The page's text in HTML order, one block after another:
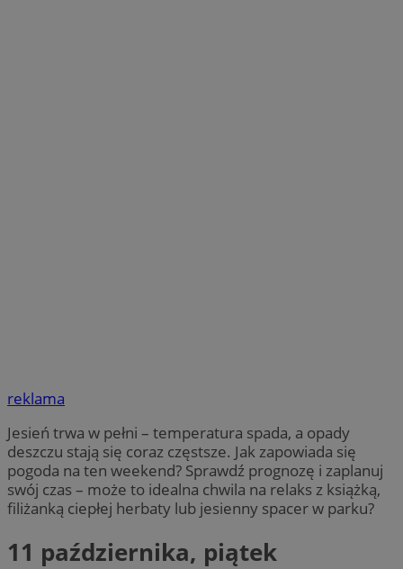
reklama
Jesień trwa w pełni – temperatura spada, a opady
deszczu stają się coraz częstsze. Jak zapowiada się
pogoda na ten weekend? Sprawdź prognozę i zaplanuj
swój czas – może to idealna chwila na relaks z książką,
filiżanką ciepłej herbaty lub jesienny spacer w parku?
11 października, piątek